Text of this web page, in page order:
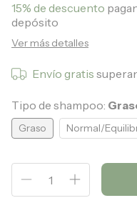
15% de descuento
depósito
Ver más detalles
Envío gratis
Tipo de shampoo:
Graso Normal/